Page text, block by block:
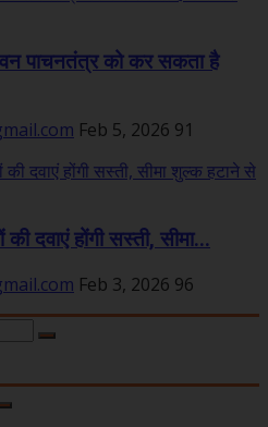
पाचनतंत्र को कर सकता है
Feb 5, 2026 91
दवाएं होंगी सस्ती, सीमा...
Feb 3, 2026 96